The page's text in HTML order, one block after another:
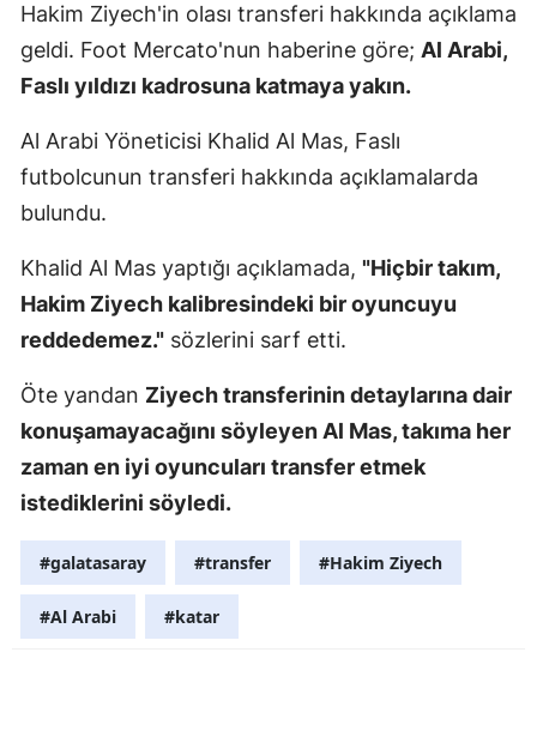
Mersin
İstanbul
Kars
Kayseri
Kırklareli
Malatya
Hakim Ziyech'in olası transferi hakkında açıklama
geldi. Foot Mercato'nun haberine göre; Al Arabi,
Faslı yıldızı kadrosuna katmaya yakın.
Al Arabi Yöneticisi Khalid Al Mas, Faslı
futbolcunun transferi hakkında açıklamalarda
bulundu.
Khalid Al Mas yaptığı açıklamada, "Hiçbir takım,
Hakim Ziyech kalibresindeki bir oyuncuyu
reddedemez." sözlerini sarf etti.
Öte yandan Ziyech transferinin detaylarına dair
konuşamayacağını söyleyen Al Mas, takıma her
zaman en iyi oyuncuları transfer etmek
istediklerini söyledi.
#galatasaray #transfer #Hakim Ziyech
#Al Arabi #katar